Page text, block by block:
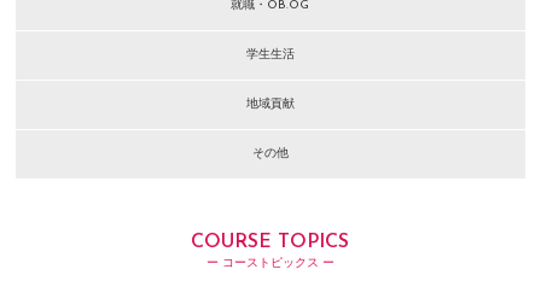
就職・OB.OG
学生生活
地域貢献
その他
COURSE TOPICS
ー コーストピックス ー